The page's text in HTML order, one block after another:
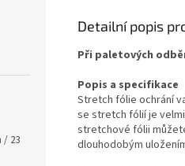
/ 23
Detailní popis
Při paletových
Popis a specifikace
Stretch fólie ochrání
se stretch fólií je
stretchové fólii
dlouhodobým